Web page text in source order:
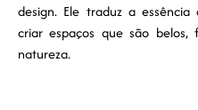
design. Ele traduz a
criar espaços que são
natureza.